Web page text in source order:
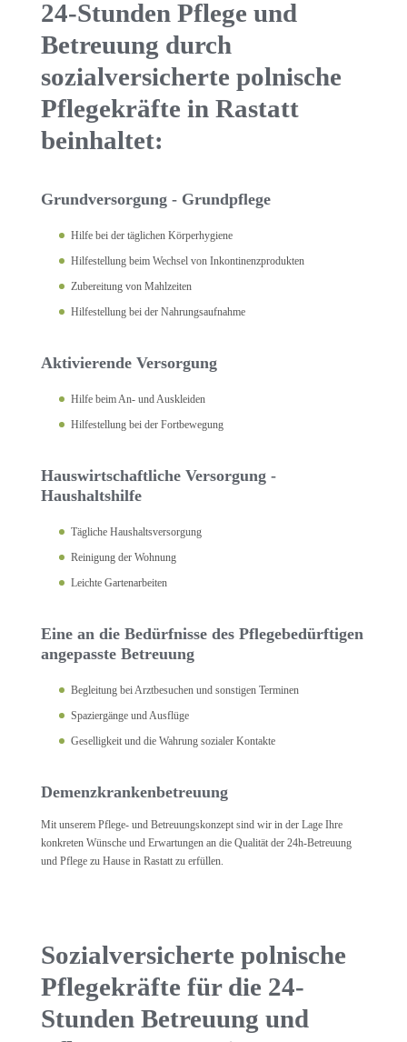
24-Stunden Pflege und
Betreuung durch
sozialversicherte polnische
Pflegekräfte in Rastatt
beinhaltet:
Grundversorgung - Grundpflege
Hilfe bei der täglichen Körperhygiene
Hilfestellung beim Wechsel von Inkontinenzprodukten
Zubereitung von Mahlzeiten
Hilfestellung bei der Nahrungsaufnahme
Aktivierende Versorgung
Hilfe beim An- und Auskleiden
Hilfestellung bei der Fortbewegung
Hauswirtschaftliche Versorgung -
Haushaltshilfe
Tägliche Haushaltsversorgung
Reinigung der Wohnung
Leichte Gartenarbeiten
Eine an die Bedürfnisse des Pflegebedürftigen
angepasste Betreuung
Begleitung bei Arztbesuchen und sonstigen Terminen
Spaziergänge und Ausflüge
Geselligkeit und die Wahrung sozialer Kontakte
Demenzkrankenbetreuung
Mit unserem Pflege- und Betreuungskonzept sind wir in der Lage Ihre
konkreten Wünsche und Erwartungen an die Qualität der 24h-Betreuung
und Pflege zu Hause in Rastatt zu erfüllen.
Sozialversicherte polnische
Pflegekräfte für die 24-
Stunden Betreuung und